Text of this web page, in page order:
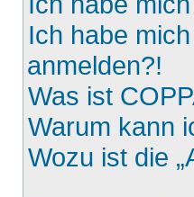
Ich habe
anmelden?!
Was ist
Warum kann
Wozu ist die